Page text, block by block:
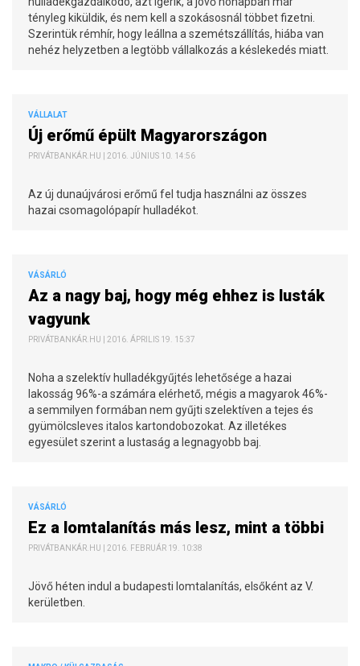
tényleg kiküldik, és nem kell a szokásosnál többet fizetni.
Szerintük rémhír, hogy leállna a szemétszállítás, hiába van
nehéz helyzetben a legtöbb vállalkozás a késlekedés miatt.
VÁLLALAT
Új erőmű épült Magyarországon
PRIVÁTBANKÁR.HU | 2016. JÚNIUS 10. 14:56
Az új dunaújvárosi erőmű fel tudja használni az összes
hazai csomagolópapír hulladékot.
VÁSÁRLÓ
Az a nagy baj, hogy még ehhez is lusták
vagyunk
PRIVÁTBANKÁR.HU | 2016. ÁPRILIS 19. 15:37
Noha a szelektív hulladékgyűjtés lehetősége a hazai
lakosság 96%-a számára elérhető, mégis a magyarok 46%-
a semmilyen formában nem gyűjti szelektíven a tejes és
gyümölcsleves italos kartondobozokat. Az illetékes
egyesület szerint a lustaság a legnagyobb baj.
VÁSÁRLÓ
Ez a lomtalanítás más lesz, mint a többi
PRIVÁTBANKÁR.HU | 2016. FEBRUÁR 19. 10:38
Jövő héten indul a budapesti lomtalanítás, elsőként az V.
kerületben.